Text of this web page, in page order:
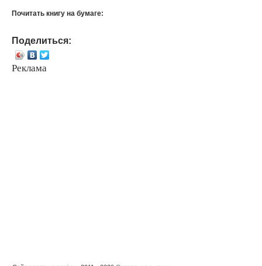
Почитать книгу на бумаге:
Поделиться:
Реклама